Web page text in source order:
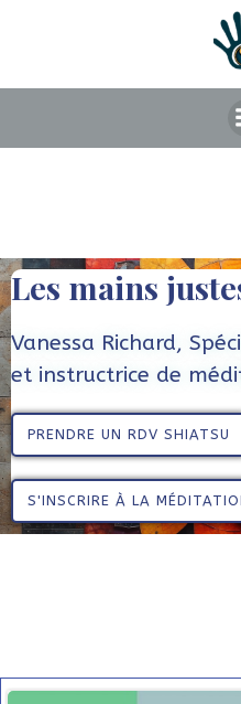
Les mains
Vanessa Richard,
et instructrice de
PRENDRE UN RDV SHIATSU
S'INSCRIRE À LA